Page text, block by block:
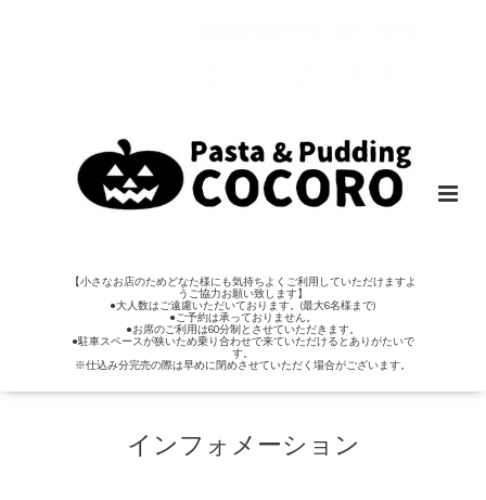
【小さなお店のためどなた様にも気持ちよくご利用していただけますよ
うご協力お願い致します】
●大人数はご遠慮いただいております。(最大6名様まで)
●ご予約は承っておりません。
●お席のご利用は60分制とさせていただきます。
●駐車スペースが狭いため乗り合わせで来ていただけるとありがたいで
す。
※仕込み分完売の際は早めに閉めさせていただく場合がございます。
インフォメーション